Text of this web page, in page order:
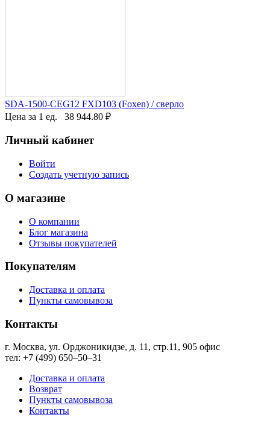
SDA-1500-CEG12 FXD103 (Foxen) / сверло
Цена за 1 ед.
38 944.80 ₽
Личный кабинет
Войти
Создать учетную запись
О магазине
О компании
Блог магазина
Отзывы покупателей
Покупателям
Доставка и оплата
Пункты самовывоза
Контакты
г. Москва, ул. Орджоникидзе, д. 11, стр.11, ​905 офис
тел: +7 (499) 650‒50‒31
Доставка и оплата
Возврат
Пункты самовывоза
Контакты